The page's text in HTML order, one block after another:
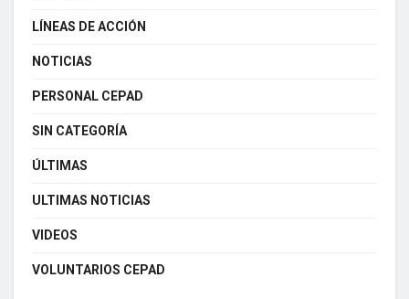
LÍNEAS DE ACCIÓN
NOTICIAS
PERSONAL CEPAD
SIN CATEGORÍA
ÚLTIMAS
ULTIMAS NOTICIAS
VIDEOS
VOLUNTARIOS CEPAD